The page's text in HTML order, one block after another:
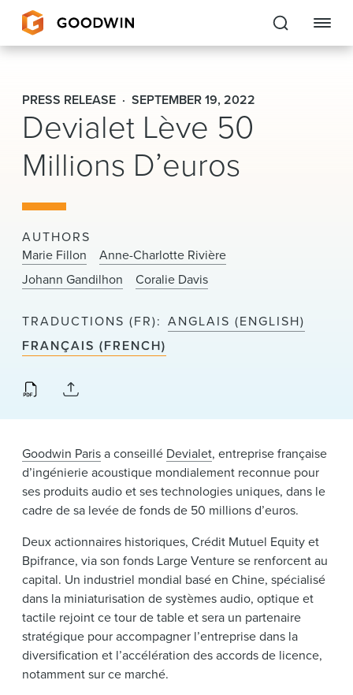
Goodwin
EXPERTISE
PEOPLE
INSIGHTS & RESOURCES
About Us
Locations
Alumni
PRESS RELEASE SEPTEMBER 19, 2022
Devialet Lève 50
Millions D’euros
AUTHORS
Marie Fillon
Anne-Charlotte Rivière
Johann Gandilhon
Coralie Davis
TRADUCTIONS (FR)
ANGLAIS (ENGLISH)
FRANÇAIS (FRENCH)
Goodwin Parisa conseillé Devialet, entreprise française
d’ingénierie acoustique mondialement reconnue pour
ses produits audio et ses technologies uniques, dans le
cadre de sa levée de fonds de 50 millions d’euros.
Deux actionnaires historiques, Crédit Mutuel Equity et
Bpifrance, via son fonds Large Venture se renforcent au
capital. Un industriel mondial basé en Chine, spécialisé
dans la miniaturisation de systèmes audio, optique et
tactile rejoint ce tour de table et sera un partenaire
stratégique pour accompagner l’entreprise dans la
diversification et l’accélération des accords de licence,
notamment sur ce marché.